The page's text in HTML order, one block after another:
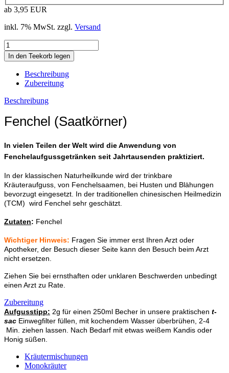
ab 3,95 EUR
inkl. 7% MwSt. zzgl. Versand
Beschreibung
Zubereitung
Beschreibung
Fenchel (Saatkörner)
In vielen Teilen der Welt wird die Anwendung von
Fenchelaufgussgetränken seit Jahrtausenden praktiziert.
In der klassischen Naturheilkunde wird der trinkbare
Kräuteraufguss, von Fenchelsaamen, bei Husten und Blähungen
bevorzugt eingesetzt. In der traditionellen chinesischen Heilmedizin
(TCM) wird Fenchel sehr geschätzt.
Zutaten: Fenchel
Wichtiger Hinweis: Fragen Sie immer erst Ihren Arzt oder
Apotheker, der Besuch dieser Seite kann den Besuch beim Arzt
nicht ersetzen.
Ziehen Sie bei ernsthaften oder unklaren Beschwerden unbedingt
einen Arzt zu Rate.
Zubereitung
Aufgusstipp: 2g für einen 250ml Becher in unsere praktischen t-
sac Einwegfilter füllen, mit kochendem Wasser überbrühen, 2-4
Min. ziehen lassen. Nach Bedarf mit etwas weißem Kandis oder
Honig süßen.
Kräutermischungen
Monokräuter